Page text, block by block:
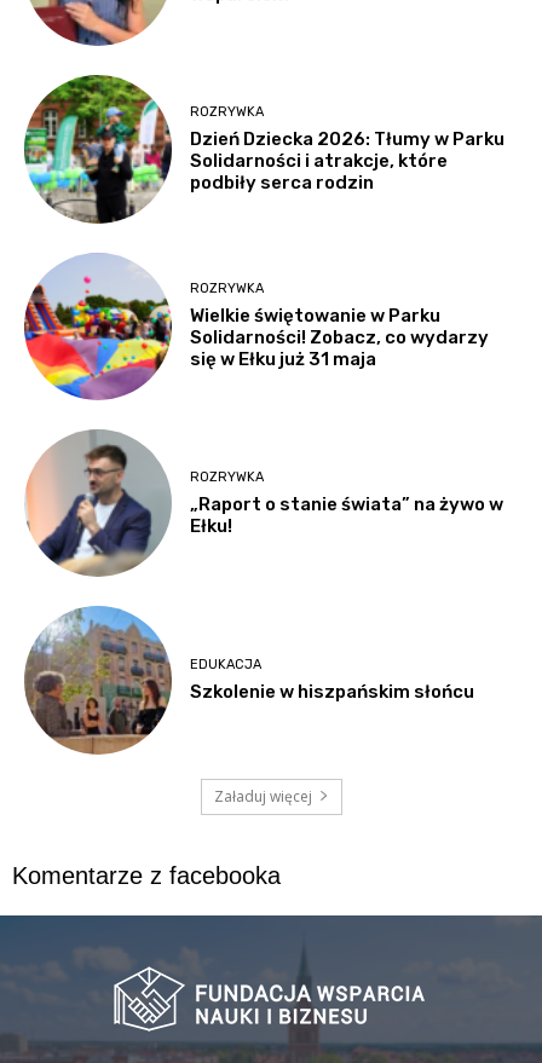
ROZRYWKA
Dzień Dziecka 2026: Tłumy w Parku
Solidarności i atrakcje, które
podbiły serca rodzin
ROZRYWKA
Wielkie świętowanie w Parku
Solidarności! Zobacz, co wydarzy
się w Ełku już 31 maja
ROZRYWKA
„Raport o stanie świata” na żywo w
Ełku!
EDUKACJA
Szkolenie w hiszpańskim słońcu
Załaduj więcej
Komentarze z facebooka